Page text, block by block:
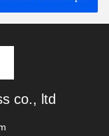
co., ltd